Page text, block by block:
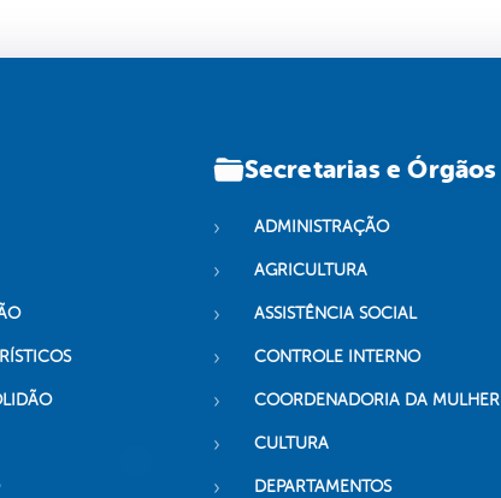
Secretarias e Órgãos
ADMINISTRAÇÃO
AGRICULTURA
ASSISTÊNCIA SOCIAL
CONTROLE INTERNO
COORDENADORIA DA MULHER
CULTURA
DEPARTAMENTOS